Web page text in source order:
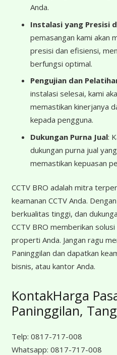
Anda.
Instalasi yang Presisi
pemasangan kami akan
presisi dan efisiensi,
berfungsi optimal.
Pengujian dan
instalasi selesai, kami
memastikan kinerjanya
kepada pengguna.
Dukungan Purna Jual:
dukungan purna jual
memastikan kepuasan
CCTV BRO adalah mitra
keamanan CCTV Anda.
berkualitas tinggi, dan
CCTV BRO memberikan
properti Anda. Jangan ragu
Paninggilan dan dapatkan
bisnis, atau kantor Anda.
KontakHarga
Paninggilan,
Telp: 0817-717-008
Whatsapp: 0817-717-008